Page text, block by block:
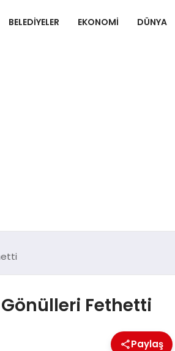
BELEDIYELER EKONOMI DÜNYA
Fethetti
Paylaş